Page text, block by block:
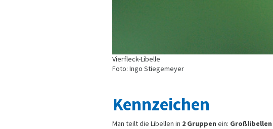
Vierfleck-Libelle
Foto: Ingo Stiegemeyer
Kennzeichen
Man teilt die Libellen in 2 Gruppen ein: Großlibellen